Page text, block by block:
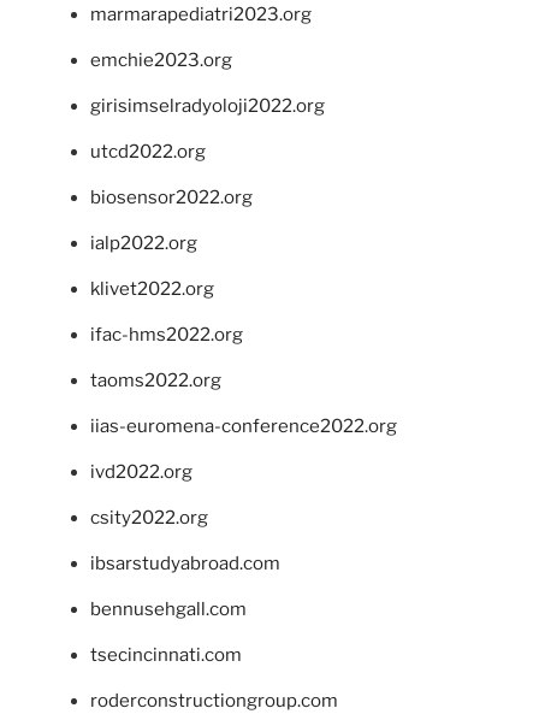
marmarapediatri2023.org
emchie2023.org
girisimselradyoloji2022.org
utcd2022.org
biosensor2022.org
ialp2022.org
klivet2022.org
ifac-hms2022.org
taoms2022.org
iias-euromena-conference2022.org
ivd2022.org
csity2022.org
ibsarstudyabroad.com
bennusehgall.com
tsecincinnati.com
roderconstructiongroup.com